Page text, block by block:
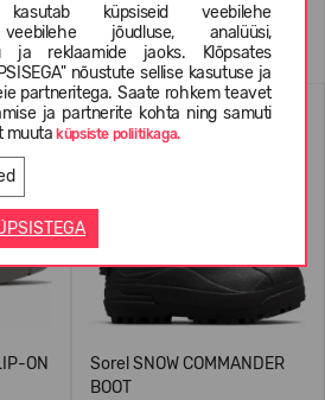
küpsiseid veebilehe
veebilehe jõudluse, analüüsi,
ja reklaamide jaoks. Klõpsates
nõustute sellise kasutuse ja
partneritega. Saate rohkem teavet
ja partnerite kohta ning samuti
muutaküpsiste poliitikaga.
tooted
ON
UUS
Sorel SNOW COMMANDER
BOOT